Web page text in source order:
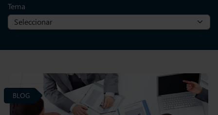
Tema
BLOG